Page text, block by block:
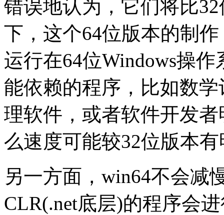
错误地认为，它们将比
下，这个64位版本的制
运行在64位Windows操
能依赖的程序，比如数
理软件，或者软件开发
么速度可能较32位版本
另一方面，win64不会减
CLR(.net底层)的程序会